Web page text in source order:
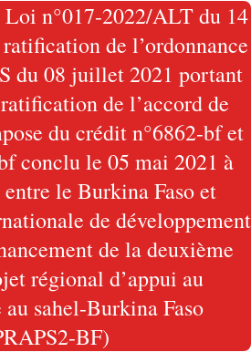
n°017-2022/ALT du 14
de l’ordonnance
du 08 juillet 2021 portant
de l’accord de
du crédit n°6862-bf et
conclu le 05 mai 2021 à
le Burkina Faso et
de développement
de la deuxième
régional d’appui au
sahel-Burkina Faso
BF)